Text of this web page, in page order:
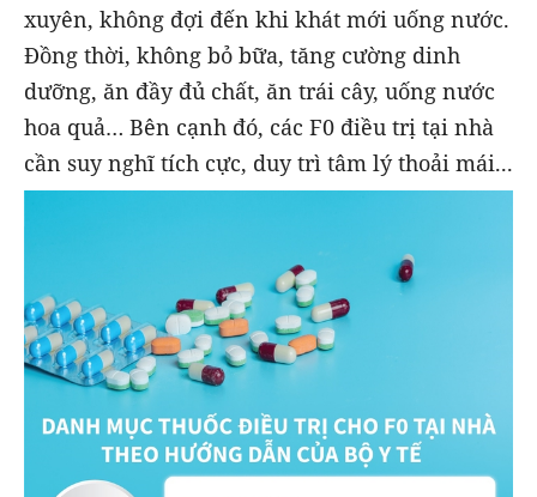
xuyên, không đợi đến khi khát mới uống nước.
Đồng thời, không bỏ bữa, tăng cường dinh
dưỡng, ăn đầy đủ chất, ăn trái cây, uống nước
hoa quả… Bên cạnh đó, các F0 điều trị tại nhà
cần suy nghĩ tích cực, duy trì tâm lý thoải mái...